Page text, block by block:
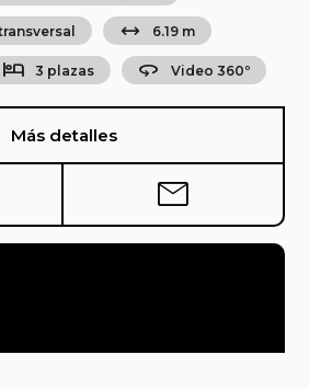
arrow_range 6.19 m
hotel 3 plazas 360 Video 360º
Más detalles
mail